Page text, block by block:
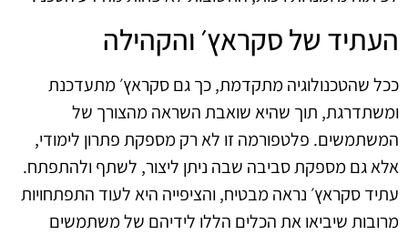
העתיד של סקראץ׳ והקהילה
ככל שהטכנולוגיה מתקדמת, כך גם סקראץ׳ מתעדכנת
ומשתדרגת, תוך שהיא שואבת השראה מהצורך של
המשתמשים. פלטפורמה זו לא רק מספקת פתרון לימודי,
אלא גם מספקת סביבה שבה ניתן ליצור, לשתף ולהתפתח.
עתיד סקראץ׳ נראה מבטיח, והציפייה היא לעוד התפתחויות
מרובות שיביאו את הכלים הללו לידיהם של משתמשים